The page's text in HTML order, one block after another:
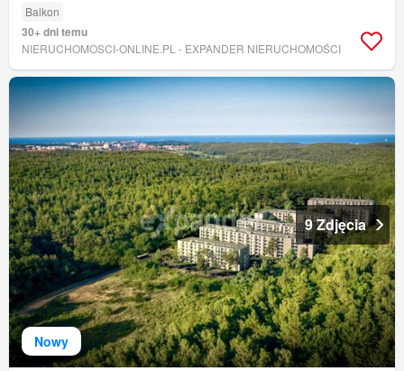
Balkon
30+ dni temu
NIERUCHOMOSCI-ONLINE.PL - EXPANDER NIERUCHOMOŚCI
Nowy
9 Zdjęcia